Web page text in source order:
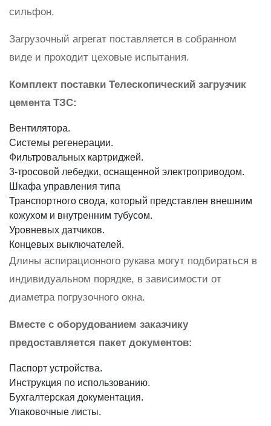
сильфон.
Загрузочный агрегат поставляется в собранном
виде и проходит цеховые испытания.
Комплект поставки Телескопический загрузчик
цемента ТЗС:
Вентилятора.
Системы регенерации.
Фильтровальных картриджей.
3-тросовой лебедки, оснащенной электроприводом.
Шкафа управления типа
Транспортного свода, который представлен внешним
кожухом и внутренним тубусом.
Уровневых датчиков.
Концевых выключателей.
Длины аспирационного рукава могут подбираться в
индивидуальном порядке, в зависимости от
диаметра погрузочного окна.
Вместе с оборудованием заказчику
предоставляется пакет документов:
Паспорт устройства.
Инструкция по использованию.
Бухгалтерская документация.
Упаковочные листы.